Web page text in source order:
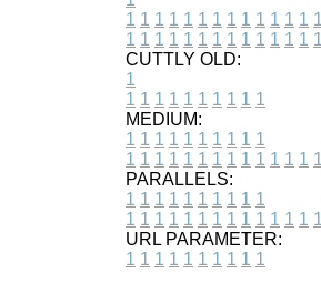
1 1 1 1 1 1 1 1 1 1 1 1 1 1
1 1 1 1 1 1 1 1 1 1 1 1 1 1
CUTTLY OLD:
1
1 1 1 1 1 1 1 1 1 1
MEDIUM:
1 1 1 1 1 1 1 1 1 1
1 1 1 1 1 1 1 1 1 1 1 1 1 1
PARALLELS:
1 1 1 1 1 1 1 1 1 1
1 1 1 1 1 1 1 1 1 1 1 1 1 1
URL PARAMETER:
1 1 1 1 1 1 1 1 1 1